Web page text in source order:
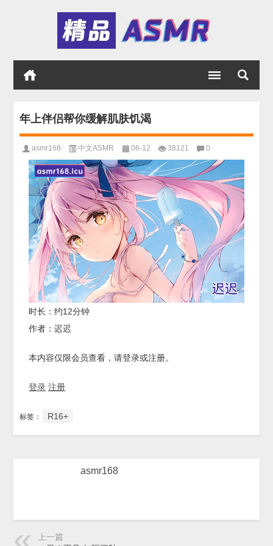
年上伴侣帮你缓解肌肤饥渴
asmr168 中文ASMR 06-12 38121 0
时长：约12分钟
作者：迟迟
本内容仅限会员查看，请登录或注册。
登录 注册
标签： R16+
asmr168
上一篇